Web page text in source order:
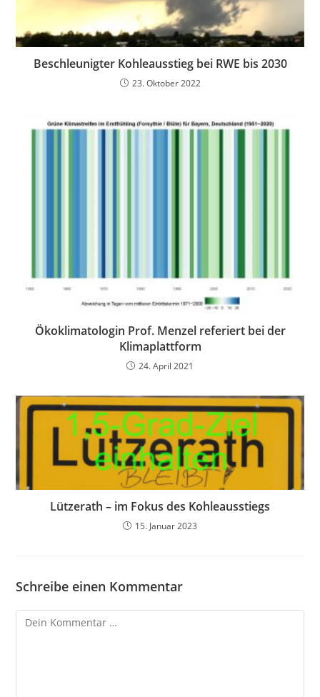
Beschleunigter Kohleausstieg bei RWE bis 2030
23. Oktober 2022
Ökoklimatologin Prof. Menzel referiert bei der
Klimaplattform
24. April 2021
Lützerath – im Fokus des Kohleausstiegs
15. Januar 2023
Schreibe einen Kommentar
Kommentar